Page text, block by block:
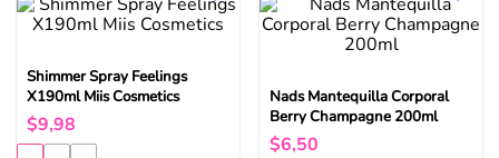
Shimmer Spray Feelings
X190ml Miis Cosmetics
$9,98
Nads Mantequilla Corporal
Berry Champagne 200ml
$6,50